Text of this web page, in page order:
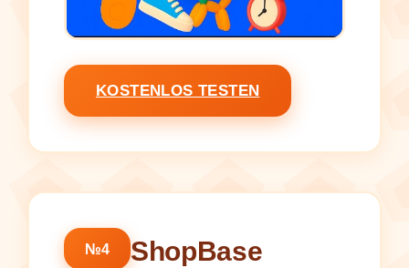
KOSTENLOS TESTEN
№4 ShopBase